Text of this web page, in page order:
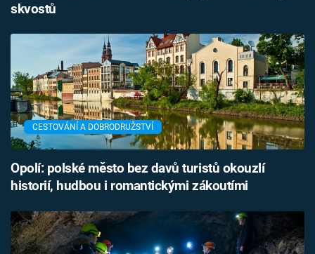
skvostů
CESTOVÁNÍ A DOBRODRUŽSTVÍ
Opolí: polské město bez davů turistů okouzlí
historií, hudbou i romantickými zákoutími